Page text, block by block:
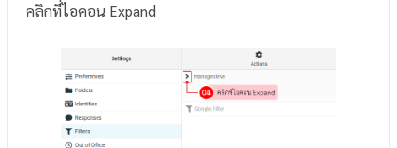
คลิกที่ไอคอน Expand